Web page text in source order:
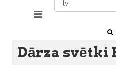
Dārza svētki